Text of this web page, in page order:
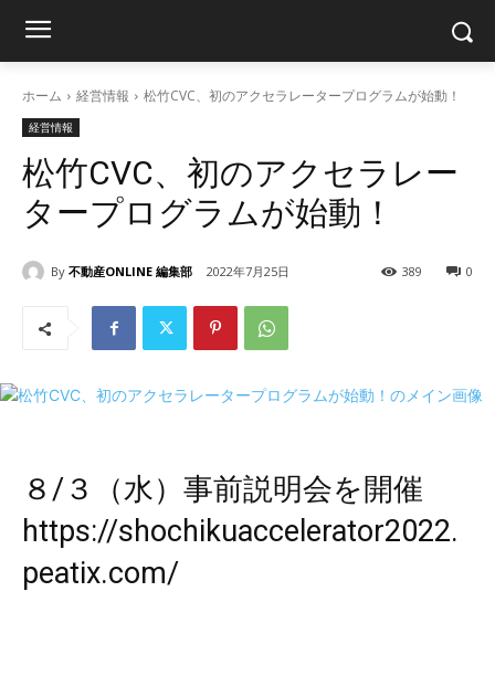
ホーム 経営情報 松竹CVC、初のアクセラレータープログラムが始動！
経営情報
松竹CVC、初のアクセラレー
タープログラムが始動！
By 不動産ONLINE 編集部 2022年7月25日 0
389
８/３（水）事前説明会を開催
https://shochikuaccelerator2022.
peatix.com/